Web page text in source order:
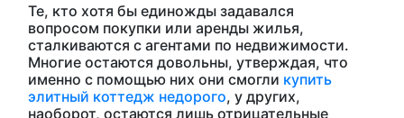
Те, кто хотя бы единожды задавался
вопросом покупки или аренды жилья,
сталкиваются с агентами по недвижимости.
Многие остаются довольны, утверждая, что
именно с помощью них они смогли купить
элитный коттедж недорого, у других,
наоборот, остаются лишь отрицательные